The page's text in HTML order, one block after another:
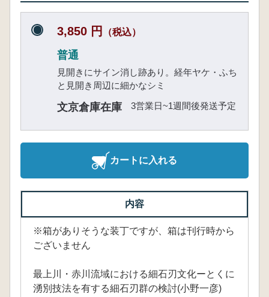
3,850 円 （税込）
普通
見開きにサイン消し跡あり。経年ヤケ・ふち
と見開き周辺に細かなシミ
文京倉庫在庫 3営業日~1週間後発送予定
カートに入れる
内容
※箱がありそうな装丁ですが、箱は刊行時から
ございません
最上川・赤川流域における細石刃文化ーとくに
湧別技法を有する細石刃群の検討(小野一彦)